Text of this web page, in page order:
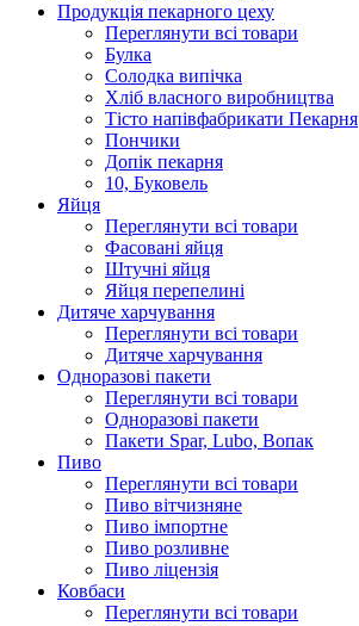
Продукцiя пекарного цеху
Переглянути всі товари
Булка
Солодка випiчка
Хлiб власного виробництва
Тiсто напiвфабрикати Пекарня
Пончики
Допік пекарня
10, Буковель
Яйця
Переглянути всі товари
Фасовані яйця
Штучні яйця
Яйця перепелині
Дитяче харчування
Переглянути всі товари
Дитяче харчування
Одноразові пакети
Переглянути всі товари
Одноразові пакети
Пакети Spar, Lubo, Вопак
Пиво
Переглянути всі товари
Пиво вітчизняне
Пиво імпортне
Пиво розливне
Пиво ліцензія
Ковбаси
Переглянути всі товари